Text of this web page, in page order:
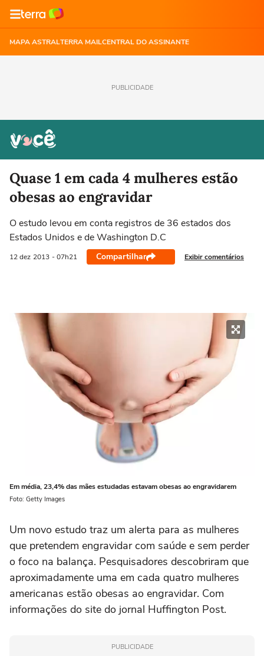
MAPA ASTRALTERRA MAILCENTRAL DO ASSINANTE
PUBLICIDADE
Quase 1 em cada 4 mulheres estão
obesas ao engravidar
O estudo levou em conta registros de 36 estados dos
Estados Unidos e de Washington D.C
12 dez 2013 - 07h21 Compartilhar Exibir comentários
Em média, 23,4% das mães estudadas estavam obesas ao engravidarem
Foto: Getty Images
Um novo estudo traz um alerta para as mulheres
que pretendem engravidar com saúde e sem perder
o foco na balança. Pesquisadores descobriram que
aproximadamente uma em cada quatro mulheres
americanas estão obesas ao engravidar. Com
informações do site do jornal Huffington Post.
PUBLICIDADE